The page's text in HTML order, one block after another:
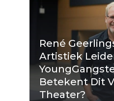
René
Artistiek
Betekent Dit
Theater?